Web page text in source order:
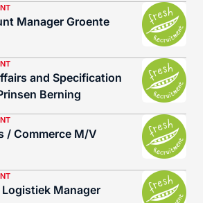
Manager Groente
and Specification
Berning
/ Commerce M/V
Manager